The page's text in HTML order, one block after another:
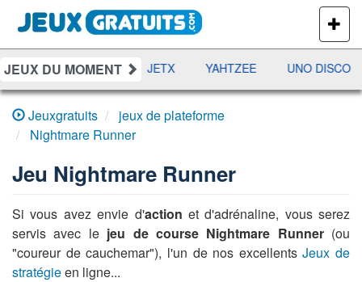
PLUS
DE
JEUX
JEUX DU MOMENT
DAMES RAMI JETX YAHTZEE UNO DISCO
Jeuxgratuits
jeux de plateforme
Nightmare Runner
Jeu Nightmare Runner
Si vous avez envie d'action et d'adrénaline, vous serez
servis avec le jeu de course Nightmare Runner(ou
"coureur de cauchemar"), l'un de nos excellentsJeux de
stratégieen ligne...